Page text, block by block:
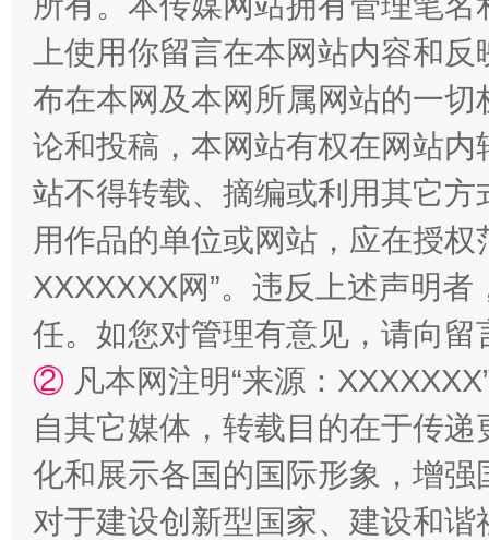
国家大学科技园优化重塑工作
扯下公款旅游的“隐身衣” 如何以
上使用你留言在本网站内容和
布在本网及本网所属网站的一
论和投稿，本网站有权在网站
站不得转载、摘编或利用其它
用作品的单位或网站，应在授
XXXXXXX网”。违反上述声明
任。如您对管理有意见，请向
② 凡本网注明“来源：
自其它媒体，转载目的在于传
化和展示各国的国际形象，增
对于建设创新型国家、建设和